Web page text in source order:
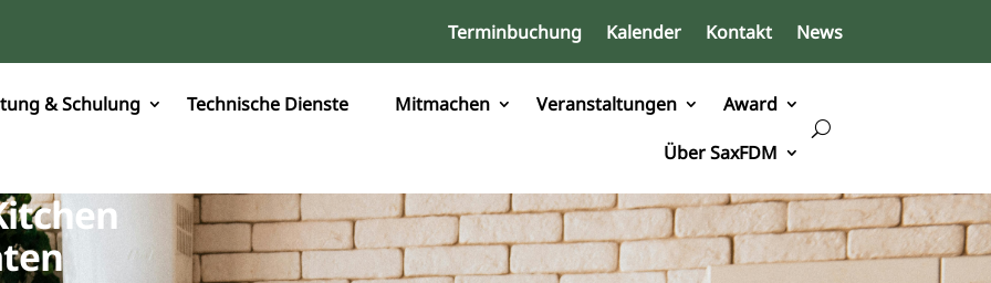
Terminbuchung Kalender Kontakt News
& Schulung Technische Dienste Mitmachen Veranstaltungen
Award
Über SaxFDM